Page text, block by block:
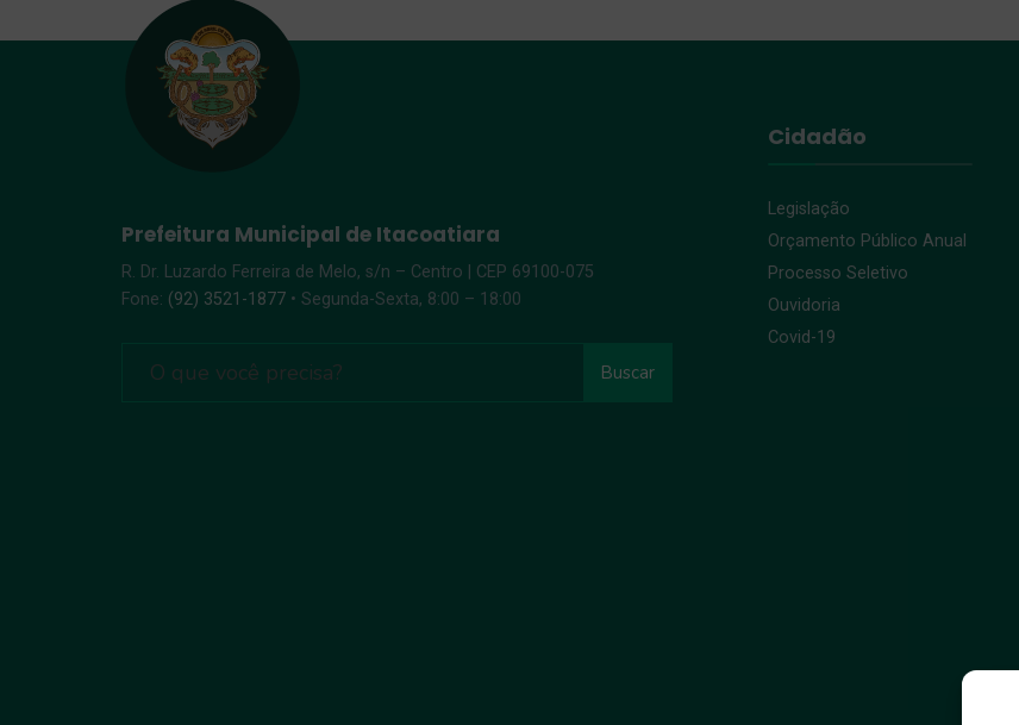
Prefeitura Municipal de Itacoatiara
R. Dr. Luzardo Ferreira de Melo, s/n – Centro | CEP 69100-075
Fone: (92) 3521-1877 • Segunda-Sexta, 8:00 – 18:00
Buscar
Cidadão
Legislação
Orçamento Público Anual
Processo Seletivo
Ouvidoria
Covid-19